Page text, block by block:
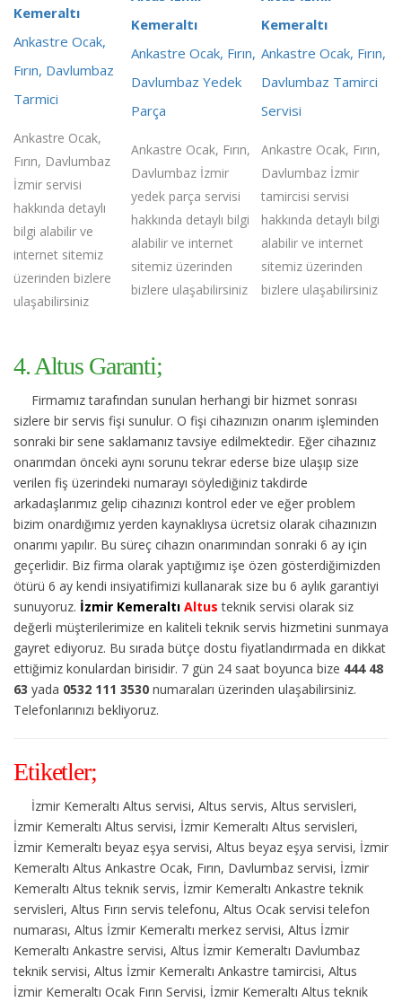
Kemeraltı
Ankastre Ocak,
Fırın, Davlumbaz
Tarmici
Ankastre Ocak,
Fırın, Davlumbaz
İzmir servisi
hakkında detaylı
bilgi alabilir ve
internet sitemiz
üzerinden bizlere
ulaşabilirsiniz
Kemeraltı
Ankastre Ocak, Fırın,
Davlumbaz Yedek
Parça
Ankastre Ocak, Fırın,
Davlumbaz İzmir
yedek parça servisi
hakkında detaylı bilgi
alabilir ve internet
sitemiz üzerinden
bizlere ulaşabilirsiniz
Kemeraltı
Ankastre Ocak, Fırın,
Davlumbaz Tamirci
Servisi
Ankastre Ocak, Fırın,
Davlumbaz İzmir
tamircisi servisi
hakkında detaylı bilgi
alabilir ve internet
sitemiz üzerinden
bizlere ulaşabilirsiniz
4. Altus Garanti;
Firmamız tarafından sunulan herhangi bir hizmet sonrası
sizlere bir servis fişi sunulur. O fişi cihazınızın onarım işleminden
sonraki bir sene saklamanız tavsiye edilmektedir. Eğer cihazınız
onarımdan önceki aynı sorunu tekrar ederse bize ulaşıp size
verilen fiş üzerindeki numarayı söylediğiniz takdirde
arkadaşlarımız gelip cihazınızı kontrol eder ve eğer problem
bizim onardığımız yerden kaynaklıysa ücretsiz olarak cihazınızın
onarımı yapılır. Bu süreç cihazın onarımından sonraki 6 ay için
geçerlidir. Biz firma olarak yaptığımız işe özen gösterdiğimizden
ötürü 6 ay kendi insiyatifimizi kullanarak size bu 6 aylık garantiyi
sunuyoruz. İzmir Kemeraltı Altus teknik servisi olarak siz
değerli müşterilerimize en kaliteli teknik servis hizmetini sunmaya
gayret ediyoruz. Bu sırada bütçe dostu fiyatlandırmada en dikkat
ettiğimiz konulardan birisidir. 7 gün 24 saat boyunca bize 444 48
63 yada 0532 111 3530 numaraları üzerinden ulaşabilirsiniz.
Telefonlarınızı bekliyoruz.
Etiketler;
İzmir Kemeraltı Altus servisi, Altus servis, Altus servisleri,
İzmir Kemeraltı Altus servisi, İzmir Kemeraltı Altus servisleri,
İzmir Kemeraltı beyaz eşya servisi, Altus beyaz eşya servisi, İzmir
Kemeraltı Altus Ankastre Ocak, Fırın, Davlumbaz servisi, İzmir
Kemeraltı Altus teknik servis, İzmir Kemeraltı Ankastre teknik
servisleri, Altus Fırın servis telefonu, Altus Ocak servisi telefon
numarası, Altus İzmir Kemeraltı merkez servisi, Altus İzmir
Kemeraltı Ankastre servisi, Altus İzmir Kemeraltı Davlumbaz
teknik servisi, Altus İzmir Kemeraltı Ankastre tamircisi, Altus
İzmir Kemeraltı Ocak Fırın Servisi, İzmir Kemeraltı Altus teknik